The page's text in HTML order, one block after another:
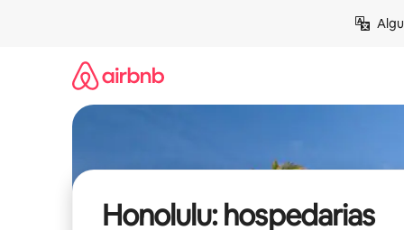
Honolulu: hospedarias